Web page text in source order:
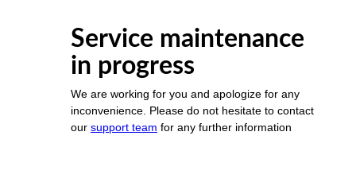
Service maintenance
in progress
We are working for you and apologize for any
inconvenience. Please do not hesitate to contact
our support team for any further information